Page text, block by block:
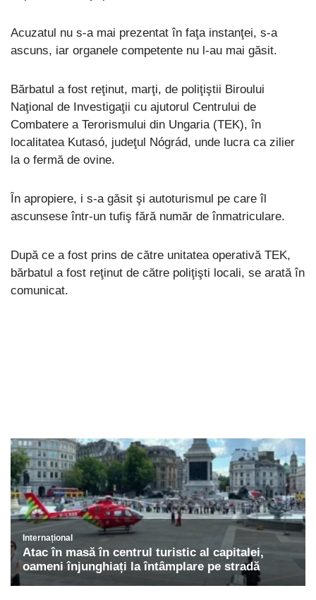
Acuzatul nu s-a mai prezentat în faţa instanţei, s-a
ascuns, iar organele competente nu l-au mai găsit.
Bărbatul a fost reţinut, marţi, de poliţiştii Biroului
Naţional de Investigaţii cu ajutorul Centrului de
Combatere a Terorismului din Ungaria (TEK), în
localitatea Kutasó, judeţul Nógrád, unde lucra ca zilier
la o fermă de ovine.
În apropiere, i s-a găsit şi autoturismul pe care îl
ascunsese într-un tufiş fără număr de înmatriculare.
După ce a fost prins de către unitatea operativă TEK,
bărbatul a fost reţinut de către poliţişti locali, se arată în
comunicat.